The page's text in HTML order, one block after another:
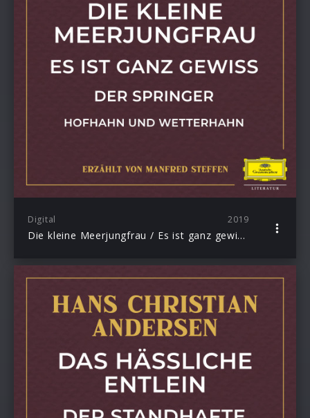
Digital 2019
Die kleine Meerjungfrau / Es ist ganz gewiss / Der Springer / Hofhahn und Wetterhahn